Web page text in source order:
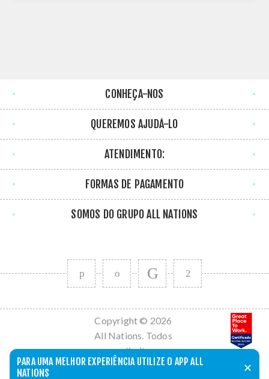
PARA UMA MELHOR EXPERIÊNCIA UTILIZE O APP ALL
NATIONS
✕
CONHEÇA-NOS
QUEREMOS AJUDÁ-LO
ATENDIMENTO:
FORMAS DE PAGAMENTO
SOMOS DO GRUPO ALL NATIONS
Copyright © 2026
All Nations. Todos
os direitos
reservados.